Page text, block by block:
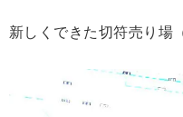
新しくできた切符売り場